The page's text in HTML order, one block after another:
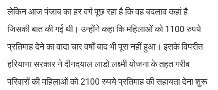
लेकिन आज पंजाब का हर वर्ग पूछ रहा है कि वह बदलाव कहां है
जिसकी बात की गई थी। उन्होंने कहा कि महिलाओं को 1100 रुपये
प्रतिमाह देने का वादा चार वर्षों बाद भी पूरा नहीं हुआ। इसके विपरीत
हरियाणा सरकार ने दीनदयाल लाडो लक्ष्मी योजना के तहत गरीब
परिवारों की महिलाओं को 2100 रुपये प्रतिमाह की सहायता देना शुरू